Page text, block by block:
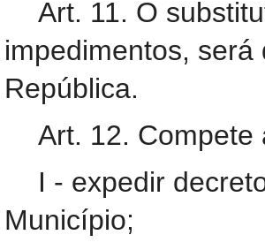
Art. 11. O
impedimentos,
República.
Art. 12. Compete
I - expedir
Município;